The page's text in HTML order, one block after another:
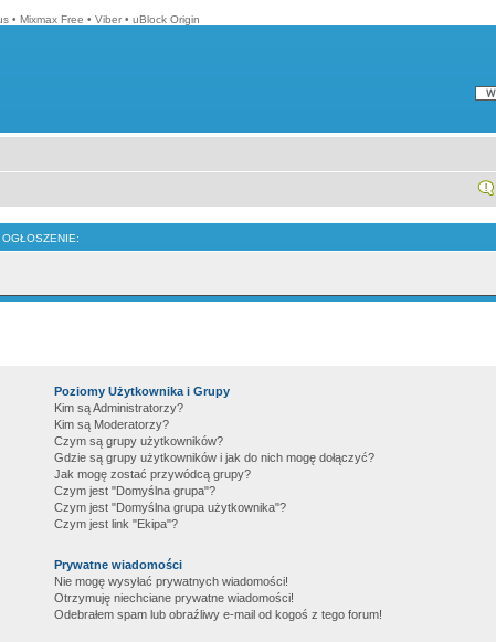
• Mixmax Free • Viber • uBlock Origin
OGŁOSZENIE:
Poziomy Użytkownika i Grupy
Kim są Administratorzy?
Kim są Moderatorzy?
Czym są grupy użytkowników?
Gdzie są grupy użytkowników i jak do nich mogę dołączyć?
Jak mogę zostać przywódcą grupy?
Czym jest "Domyślna grupa"?
Czym jest "Domyślna grupa użytkownika"?
Czym jest link "Ekipa"?
Prywatne wiadomości
Nie mogę wysyłać prywatnych wiadomości!
Otrzymuję niechciane prywatne wiadomości!
Odebrałem spam lub obraźliwy e-mail od kogoś z tego forum!